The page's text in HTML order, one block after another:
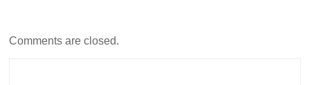
Comments are closed.